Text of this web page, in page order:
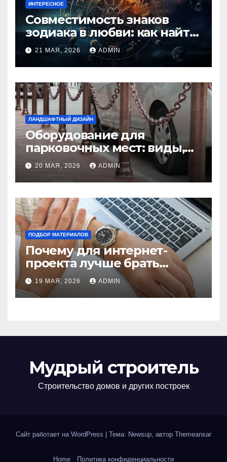
ИНТЕРЕСНОЕ
Совместимость знаков
зодиака в любви: как найти
идеальную пару и
избежать конфликтов
21 МАЯ, 2026 ADMIN
ЛАНДШАФТНЫЙ ДИЗАЙН
Оборудование для
парковочных мест: виды,
функции и нормы
установки
20 МАЯ, 2026 ADMIN
ПОДБОР МАТЕРИАЛОВ
Почему для интернет-
проекта лучше брать
отдельный сервер:
преимущества и ключевые
аспекты
19 МАЯ, 2026 ADMIN
Мудрый строитель
Строительство домов и других построек
Сайт работает на WordPress Тема: Newsup, автор Themeansar
Home Политика конфиденциальности